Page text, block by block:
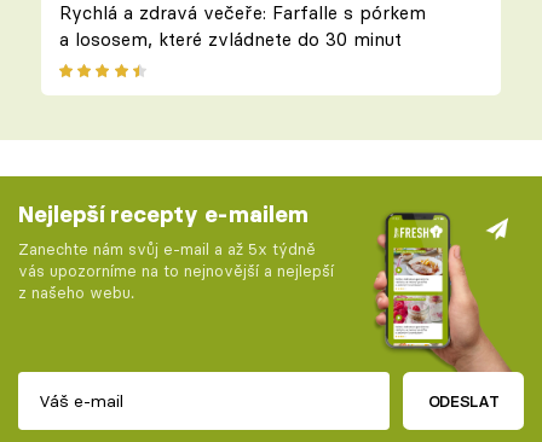
Rychlá a zdravá večeře: Farfalle s pórkem
a lososem, které zvládnete do 30 minut
Nejlepší recepty e-mailem
Zanechte nám svůj e-mail a až 5x týdně
vás upozorníme na to nejnovější a nejlepší
z našeho webu.
ODESLAT